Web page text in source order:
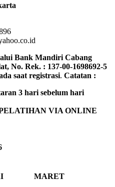
Bank Mandiri Cabang
No. Rek. : 137-00-1698692-5
saat registrasi. Catatan :
3 hari sebelum hari
VIA ONLINE
MARET